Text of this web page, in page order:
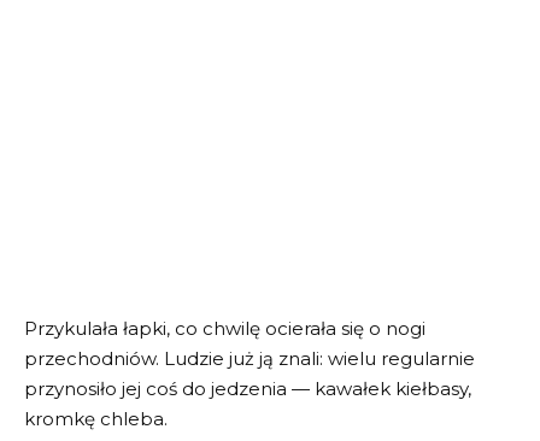
Przykulała łapki, co chwilę ocierała się o nogi
przechodniów. Ludzie już ją znali: wielu regularnie
przynosiło jej coś do jedzenia — kawałek kiełbasy,
kromkę chleba.